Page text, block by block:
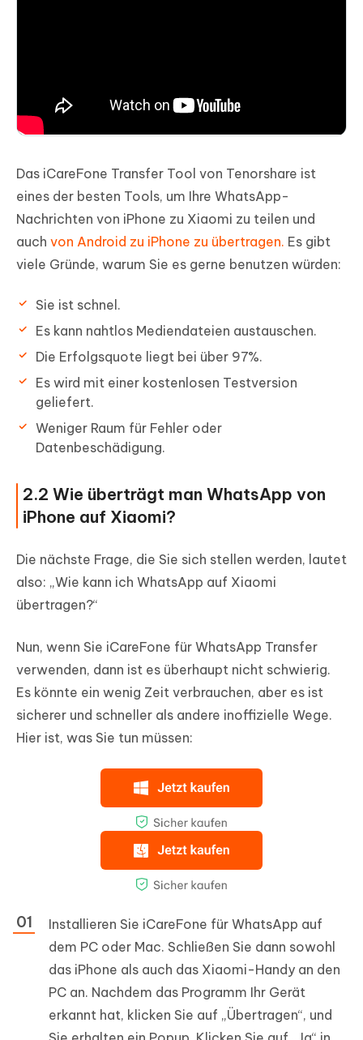
Das iCareFone Transfer Tool von Tenorshare ist
eines der besten Tools, um Ihre WhatsApp-
Nachrichten von iPhone zu Xiaomi zu teilen und
auch von Android zu iPhone zu übertragen. Es gibt
viele Gründe, warum Sie es gerne benutzen würden:
Sie ist schnel.
Es kann nahtlos Mediendateien austauschen.
Die Erfolgsquote liegt bei über 97%.
Es wird mit einer kostenlosen Testversion
geliefert.
Weniger Raum für Fehler oder
Datenbeschädigung.
2.2 Wie überträgt man WhatsApp von
iPhone auf Xiaomi?
Die nächste Frage, die Sie sich stellen werden, lautet
also: „Wie kann ich WhatsApp auf Xiaomi
übertragen?“
Nun, wenn Sie iCareFone für WhatsApp Transfer
verwenden, dann ist es überhaupt nicht schwierig.
Es könnte ein wenig Zeit verbrauchen, aber es ist
sicherer und schneller als andere inoffizielle Wege.
Hier ist, was Sie tun müssen:
Installieren Sie iCareFone für WhatsApp auf
dem PC oder Mac. Schließen Sie dann sowohl
das iPhone als auch das Xiaomi-Handy an den
PC an. Nachdem das Programm Ihr Gerät
erkannt hat, klicken Sie auf „Übertragen“, und